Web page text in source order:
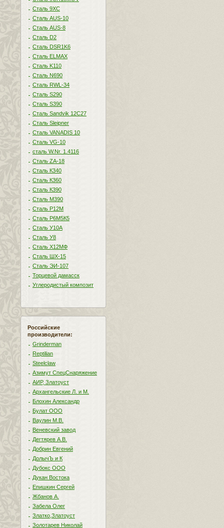
Сталь 9ХС
Сталь AUS-10
Сталь AUS-8
Сталь D2
Сталь DSR1K6
Сталь ELMAX
Сталь K110
Сталь N690
Сталь RWL-34
Сталь S290
Сталь S390
Сталь Sandvik 12C27
Сталь Sleipner
Сталь VANADIS 10
Сталь VG-10
сталь W.Nr. 1.4116
Сталь ZA-18
Сталь К340
Сталь К360
Сталь К390
Сталь М390
Сталь Р12М
Сталь Р6М5К5
Сталь У10А
Сталь У8
Сталь Х12МФ
Сталь ШХ-15
Сталь ЭИ-107
Торцевой дамасск
Углеродистый композит
Российские
производители:
Grinderman
Reptilian
Steelclaw
Азимут СпецСнаряжение
АИР, Златоуст
Архангельские Л. и М.
Блохин Александр
Булат ООО
Ваулин М.В.
Веневский завод
Дегтярев А.В.
Добрин Евгений
ДолычЪ и К
Дубокс ООО
Дукан Востока
Епишкин Сергей
Жбанов А.
Забела Олег
Златко,Златоуст
Золотарев Николай